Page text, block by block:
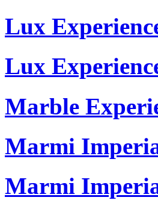
Lux
Lux
Marble
Marmi
Marmi